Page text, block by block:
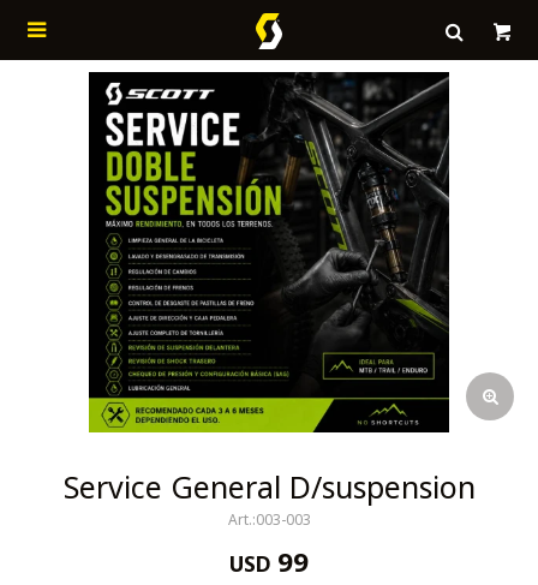

Service General D/suspension
003-003
USD 99